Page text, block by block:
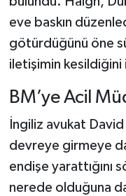
eve baskın
götürdüğünü öne
iletişimin
BM’ye Acil
İngiliz avukat David
devreye girmeye
endişe yarattığını
nerede olduğuna